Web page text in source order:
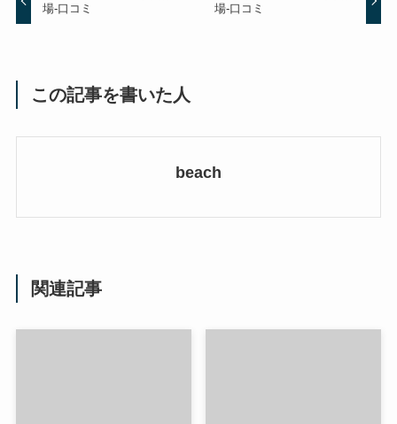
場-口コミ
場-口コミ
この記事を書いた人
beach
関連記事